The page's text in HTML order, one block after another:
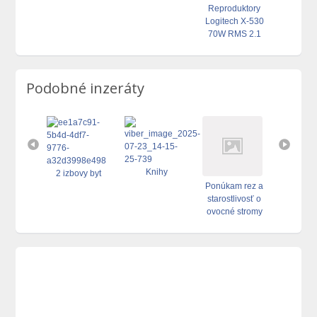
Reproduktory
Logitech X-530
70W RMS 2.1
Podobné inzeráty
2 izbovy byt
Knihy
Ponúkam rez a
starostlivosť o
ovocné stromy